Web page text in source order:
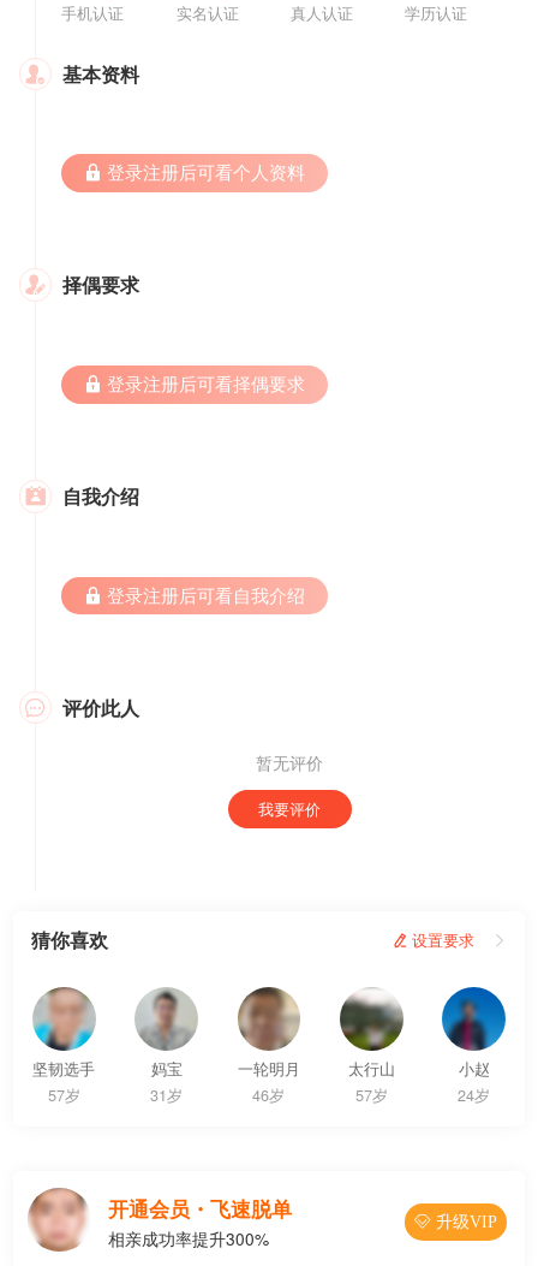
手机认证 实名认证 真人认证 学历认证
 基本资料
 登录注册后可看个人资料
 择偶要求
 登录注册后可看择偶要求
 自我介绍
 登录注册后可看自我介绍
 评价此人
暂无评价
我要评价
猜你喜欢  设置要求 
坚韧选手
57岁
妈宝
31岁
一轮明月
46岁
太行山
57岁
小赵
24岁
开通会员・飞速脱单
相亲成功率提升300%
 升级VIP